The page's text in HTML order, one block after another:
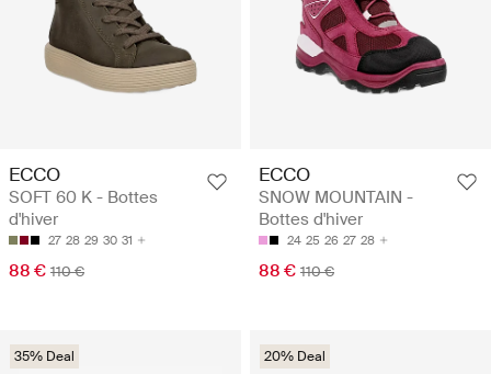
ECCO
SOFT 60 K - Bottes
d'hiver
27 28 29 30 31
88 € 110 €
ECCO
SNOW MOUNTAIN -
Bottes d'hiver
24 25 26 27 28
88 € 110 €
35% Deal 20% Deal